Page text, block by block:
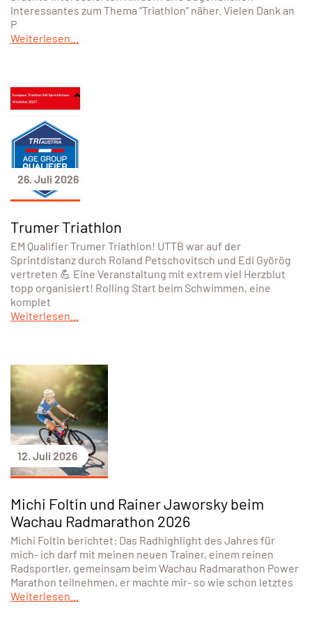
Interessantes zum Thema “Triathlon” näher. Vielen Dank an
P
Weiterlesen...
26. Juli 2026
Trumer Triathlon
EM Qualifier Trumer Triathlon! UTTB war auf der
Sprintdistanz durch Roland Petschovitsch und Edi Györög
vertreten 💪 Eine Veranstaltung mit extrem viel Herzblut
topp organisiert! Rolling Start beim Schwimmen, eine
komplet
Weiterlesen...
12. Juli 2026
Michi Foltin und Rainer Jaworsky beim
Wachau Radmarathon 2026
Michi Foltin berichtet: Das Radhighlight des Jahres für
mich- ich darf mit meinen neuen Trainer, einem reinen
Radsportler, gemeinsam beim Wachau Radmarathon Power
Marathon teilnehmen, er machte mir- so wie schon letztes
Weiterlesen...